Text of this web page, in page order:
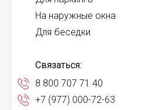
На наружные окна
Для беседки
Связаться:
8 800 707 71 40
+7 (977) 000-72-63